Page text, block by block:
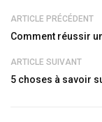
ARTICLE PRÉCÉDENT
Comment réussir
ARTICLE SUIVANT
5 choses à savoir